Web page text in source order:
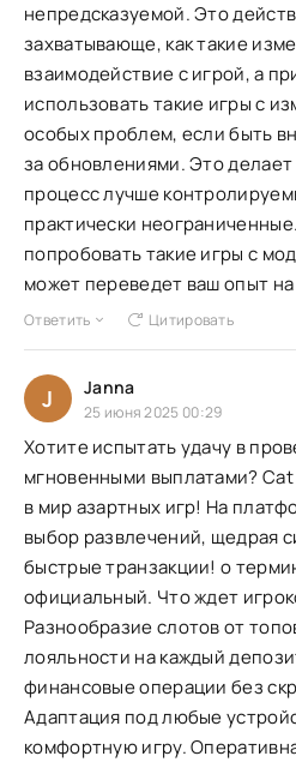
непредсказуемой. Это
захватывающе, как такие
взаимодействие с игрой, а
использовать такие игры с
особых проблем, если быть
за обновлениями. Это
процесс лучше
практически
попробовать такие игры с
может переведет ваш опыт
Ответить Цитировать
J Janna
25 июня 2025 00:29
Хотите испытать удачу в
мгновенными выплатами?
в мир азартных игр! На
выбор развлечений, щедрая
быстрые транзакции! о
официальный. Что ждет
Разнообразие слотов от
лояльности на каждый
финансовые операции без
Адаптация под любые
комфортную игру.